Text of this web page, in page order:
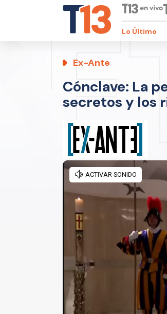
Lo Último
Ex-Ante
Cónclave: La
secretos y los